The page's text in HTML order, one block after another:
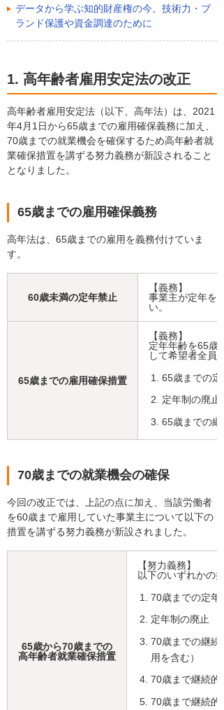
データから学ぶ知的財産権の今。技術力・ブ
ランド保護や資金調達のために
1. 高年齢者雇用安定法の改正
高年齢者雇用安定法（以下、高年法）は、2021
年4月1日から65歳までの雇用確保義務に加え、
70歳までの就業機会を確保するため高年齢者就
業確保措置を講ずる努力義務が新設されること
となりました。
65歳までの雇用確保義務
高年法は、65歳までの雇用を義務付けていま
す。
60歳未満の定年禁止
【義務】
事業主が定年を
い。
65歳までの雇用確保措置
【義務】
定年年齢を65歳
して希望者全員
65歳までの定
定年制の廃止
65歳までの
70歳までの就業機会の確保
今回の改正では、上記の点に加え、当該労働者
を60歳まで雇用していた事業主について以下の
措置を講ずる努力義務が新設されました。
65歳から70歳までの
高年齢者就業確保措置
【努力義務】
以下のいずれかの
70歳までの定年
定年制の廃止
70歳までの継続
用を含む）
70歳まで継続的
70歳まで継続的